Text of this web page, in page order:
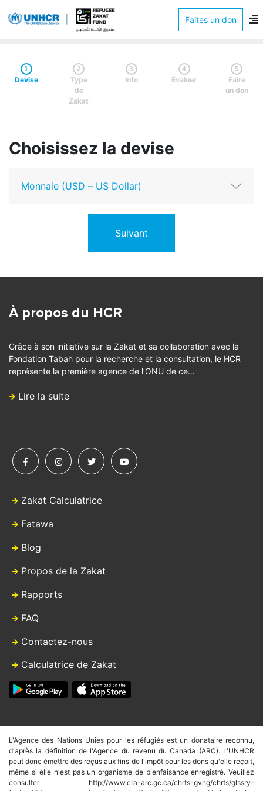
Faites un don
1
Devise
2
Type
de
Zakat
3
Info
4
Évaluer
5
Faire
un don
Choisissez la devise
Suivant
À propos du HCR
Grâce à son initiative sur la Zakat et sa collaboration avec la
Fondation Tabah pour la recherche et la consultation, le HCR
représente la première agence de l’ONU de ce…
Lire la suite
Zakat Calculatrice
Fatawa
Blog
Propos de la Zakat
Rapports
FAQ
Contactez-nous
Calculatrice de Zakat
L'Agence des Nations Unies pour les réfugiés est un donataire reconnu,
d'après la définition de l'Agence du revenu du Canada (ARC). L'UNHCR
peut donc émettre des reçus aux fins de l'impôt pour les dons qu'elle reçoit,
même si elle n'est pas un organisme de bienfaisance enregistré. Veuillez
consulter http://www.cra-arc.gc.ca/chrts-gvng/chrts/glssry-